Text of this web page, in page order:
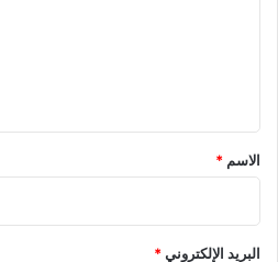
*
الاسم *
البريد الإلكتروني*